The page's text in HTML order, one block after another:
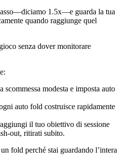
1.5x—e guarda la tua
quando raggiunge quel
senza dover monitorare
scommessa modesta e imposta auto
auto fold costruisce rapidamente
il tuo obiettivo di sessione
ritirati subito.
fold perché stai guardando l’intera